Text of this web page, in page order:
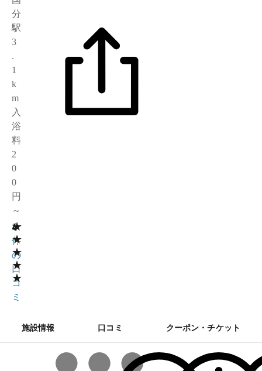
分
駅
3
.
1
k
m
入
浴
料
2
0
0
円
～
★
★
★
★
★
4
1
件
の
口
コ
ミ
施設情報 口コミ クーポン・チケット